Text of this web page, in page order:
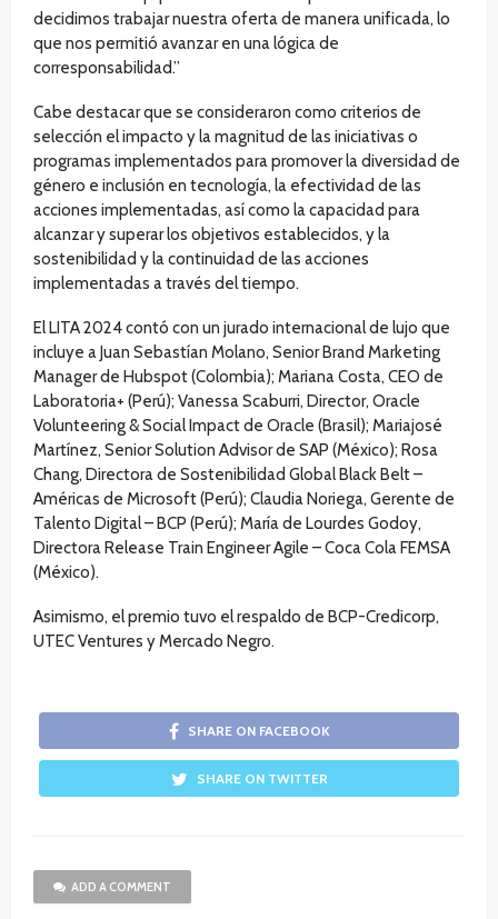
decidimos trabajar nuestra oferta de manera unificada, lo
que nos permitió avanzar en una lógica de
corresponsabilidad.”
Cabe destacar que se consideraron como criterios de
selección el impacto y la magnitud de las iniciativas o
programas implementados para promover la diversidad de
género e inclusión en tecnología, la efectividad de las
acciones implementadas, así como la capacidad para
alcanzar y superar los objetivos establecidos, y la
sostenibilidad y la continuidad de las acciones
implementadas a través del tiempo.
El LITA 2024 contó con un jurado internacional de lujo que
incluye a Juan Sebastían Molano, Senior Brand Marketing
Manager de Hubspot (Colombia); Mariana Costa, CEO de
Laboratoria+ (Perú); Vanessa Scaburri, Director, Oracle
Volunteering & Social Impact de Oracle (Brasil); Mariajosé
Martínez, Senior Solution Advisor de SAP (México); Rosa
Chang, Directora de Sostenibilidad Global Black Belt –
Américas de Microsoft (Perú); Claudia Noriega, Gerente de
Talento Digital – BCP (Perú); María de Lourdes Godoy,
Directora Release Train Engineer Agile – Coca Cola FEMSA
(México).
Asimismo, el premio tuvo el respaldo de BCP-Credicorp,
UTEC Ventures y Mercado Negro.
SHARE ON FACEBOOK
SHARE ON TWITTER
ADD A COMMENT